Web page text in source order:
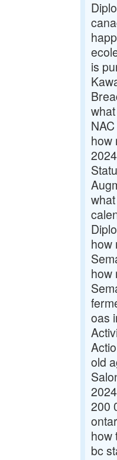
is
how
how
how
oas
old
200
how
bc